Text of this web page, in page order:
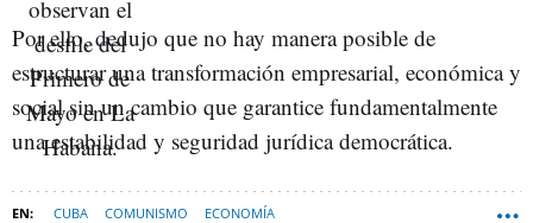
Por ello, dedujo que no hay manera posible de
estructurar una transformación empresarial, económica y
social sin un cambio que garantice fundamentalmente
una estabilidad y seguridad jurídica democrática.
CUBA COMUNISMO ECONOMÍA